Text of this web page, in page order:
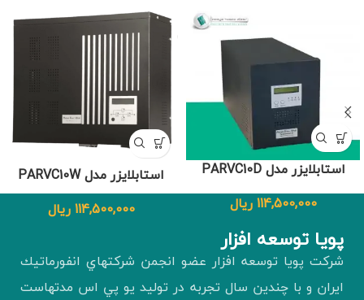
استابلایزر مدل PARVC10D
114,500,000ریال
استابلایزر مدل PARVC10W
114,500,000ریال
پويا توسعه افزار
شركت پويا توسعه افزار عضو انجمن شركتهاي انفورماتيك
ايران و با چندين سال تجربه در توليد يو پي اس مدتهاست